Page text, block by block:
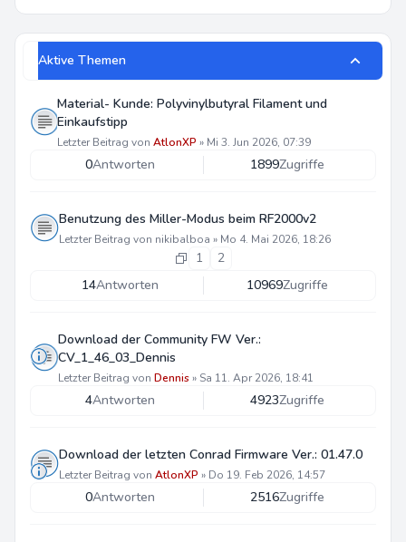
Aktive Themen
Material- Kunde: Polyvinylbutyral Filament und
Einkaufstipp
Letzter Beitrag von AtlonXP » Mi 3. Jun 2026, 07:39
0Antworten 1899Zugriffe
Benutzung des Miller-Modus beim RF2000v2
Letzter Beitrag von nikibalboa » Mo 4. Mai 2026, 18:26
1
2
14Antworten 10969Zugriffe
Download der Community FW Ver.:
CV_1_46_03_Dennis
Letzter Beitrag vonDennis» Sa 11. Apr 2026, 18:41
4Antworten 4923Zugriffe
Download der letzten Conrad Firmware Ver.: 01.47.0
Letzter Beitrag von AtlonXP » Do 19. Feb 2026, 14:57
0Antworten 2516Zugriffe